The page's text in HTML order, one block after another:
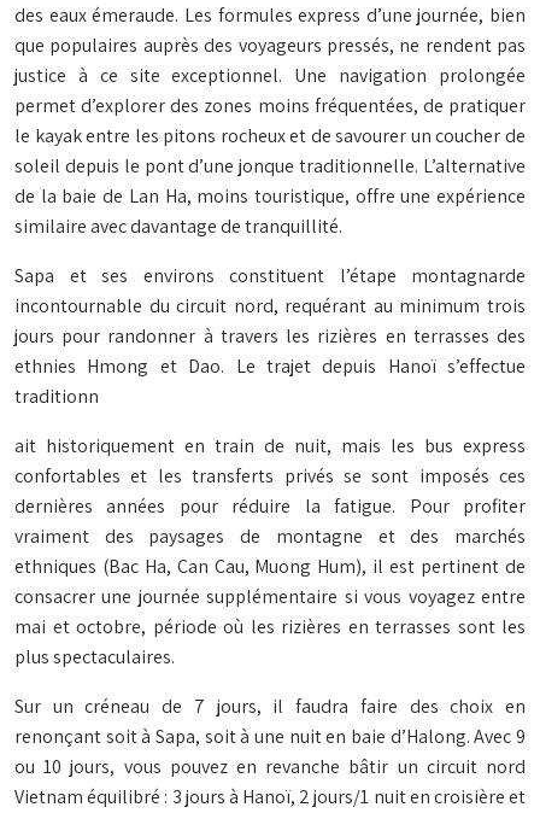
des eaux émeraude. Les formules express d’une journée, bien
que populaires auprès des voyageurs pressés, ne rendent pas
justice à ce site exceptionnel. Une navigation prolongée
permet d’explorer des zones moins fréquentées, de pratiquer
le kayak entre les pitons rocheux et de savourer un coucher de
soleil depuis le pont d’une jonque traditionnelle. L’alternative
de la baie de Lan Ha, moins touristique, offre une expérience
similaire avec davantage de tranquillité.
Sapa et ses environs constituent l’étape montagnarde
incontournable du circuit nord, requérant au minimum trois
jours pour randonner à travers les rizières en terrasses des
ethnies Hmong et Dao. Le trajet depuis Hanoï s’effectue
traditionn
ait historiquement en train de nuit, mais les bus express
confortables et les transferts privés se sont imposés ces
dernières années pour réduire la fatigue. Pour profiter
vraiment des paysages de montagne et des marchés
ethniques (Bac Ha, Can Cau, Muong Hum), il est pertinent de
consacrer une journée supplémentaire si vous voyagez entre
mai et octobre, période où les rizières en terrasses sont les
plus spectaculaires.
Sur un créneau de 7 jours, il faudra faire des choix en
renonçant soit à Sapa, soit à une nuit en baie d’Halong. Avec 9
ou 10 jours, vous pouvez en revanche bâtir un circuit nord
Vietnam équilibré : 3 jours à Hanoï, 2 jours/1 nuit en croisière et